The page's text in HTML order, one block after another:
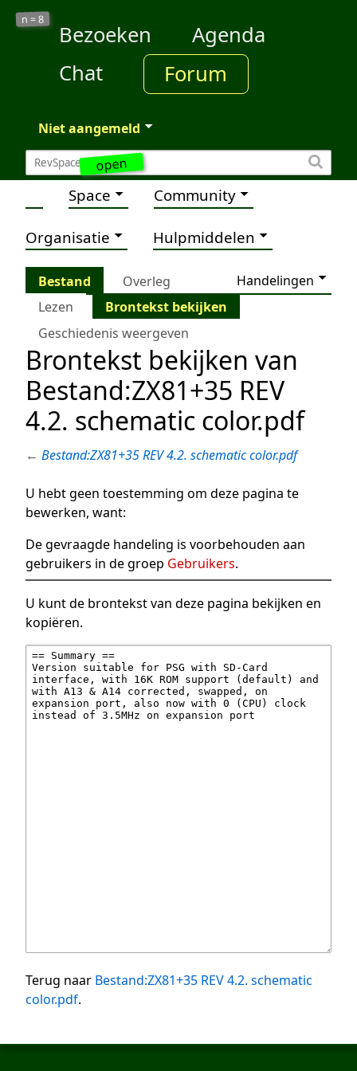
open
n =8
Bezoeken
Agenda
Chat
Forum
Niet aangemeld
Space Community
Organisatie Hulpmiddelen
Bestand Overleg
Handelingen
Lezen
Brontekst bekijken
Geschiedenis weergeven
Brontekst bekijken van
Bestand:ZX81+35 REV
4.2. schematic color.pdf
← Bestand:ZX81+35 REV 4.2. schematic color.pdf
U hebt geen toestemming om deze pagina te
bewerken, want:
De gevraagde handeling is voorbehouden aan
gebruikers in de groep Gebruikers.
U kunt de brontekst van deze pagina bekijken en
kopiëren.
Terug naar Bestand:ZX81+35 REV 4.2. schematic
color.pdf.